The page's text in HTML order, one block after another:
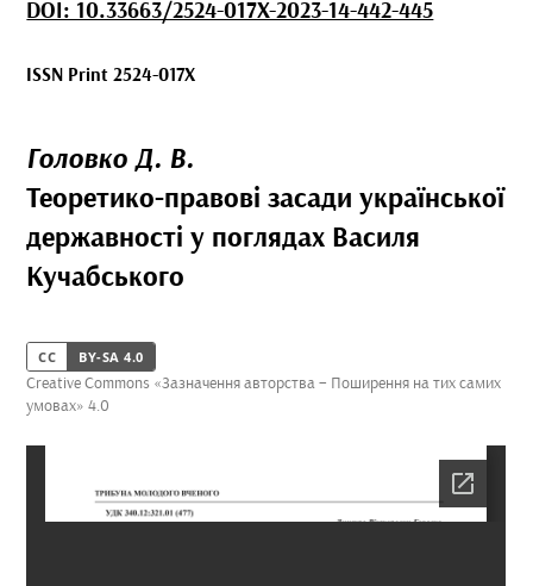
DOI: 10.33663/2524-017X-2023-14-442-445
ISSN Print 2524-017X
Головко Д. В.
Теоретико-правові засади української
державності у поглядах Василя
Кучабського
CC BY-SA 4.0
Creative Commons «Зазначення авторства – Поширення на тих самих
умовах» 4.0